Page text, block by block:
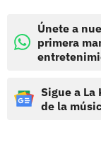
Únete a
primera
Sigue a La
de la